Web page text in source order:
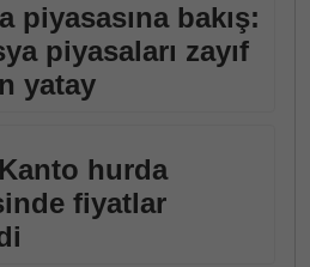
piyasasına bakış:
piyasaları zayıf
yatay
hurda
fiyatlar